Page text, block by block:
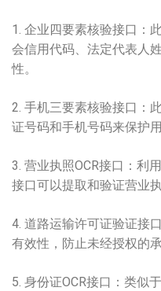
1. 企业四要素核验接口：
会信用代码、法定代表人
性。
2. 手机三要素核验接口：
证号码和手机号码来保护用
3. 营业执照OCR接口：利
接口可以提取和验证营业
4. 道路运输许可证验证接
有效性，防止未经授权的
5. 身份证OCR接口：类似